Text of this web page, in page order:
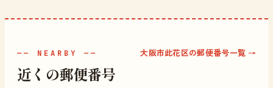
—— NEARBY ——
近くの郵便番号
大阪市此花区の郵便番号一覧 →